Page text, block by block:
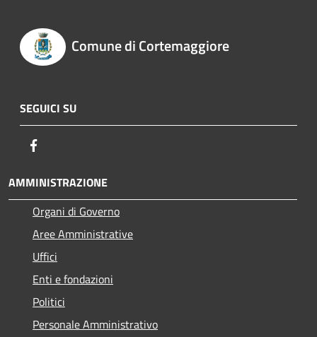
Comune di Cortemaggiore
SEGUICI SU
AMMINISTRAZIONE
Organi di Governo
Aree Amministrative
Uffici
Enti e fondazioni
Politici
Personale Amministrativo